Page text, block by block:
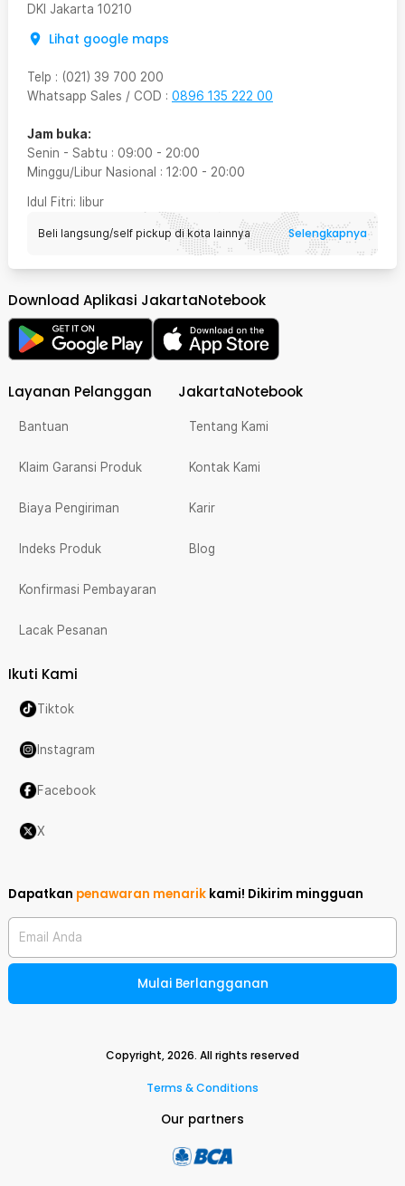
DKI Jakarta 10210
Lihat google maps
Telp : (021) 39 700 200
Whatsapp Sales / COD : 0896 135 222 00
Jam buka:
Senin - Sabtu : 09:00 - 20:00
Minggu/Libur Nasional : 12:00 - 20:00
Idul Fitri: libur
Beli langsung/self pickup di kota lainnya Selengkapnya
Download Aplikasi JakartaNotebook
Layanan Pelanggan
Bantuan
Klaim Garansi Produk
Biaya Pengiriman
Indeks Produk
Konfirmasi Pembayaran
Lacak Pesanan
JakartaNotebook
Tentang Kami
Kontak Kami
Karir
Blog
Ikuti Kami
Tiktok
Instagram
Facebook
X
Dapatkan penawaran menarik kami! Dikirim mingguan
Email Anda
Mulai Berlangganan
Copyright,2026. All rights reserved
Terms & Conditions
Our partners